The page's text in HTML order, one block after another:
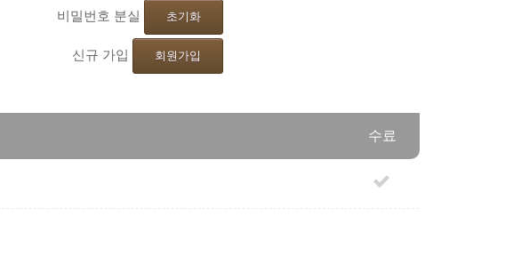
비밀번호 분실 초기화
신규 가입 회원가입
수료